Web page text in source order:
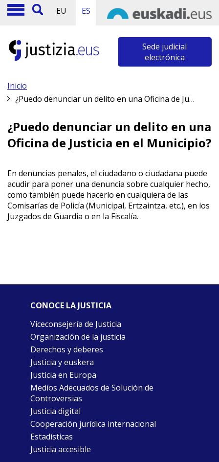
EU ES
Sede judicial
electrónica
Inicio
¿Puedo denunciar un delito en una Oficina de Justicia en el Municipio?
¿Puedo denunciar un delito en una
Oficina de Justicia en el Municipio?
En denuncias penales, el ciudadano o ciudadana puede
acudir para poner una denuncia sobre cualquier hecho,
como también puede hacerlo en cualquiera de las
Comisarías de Policía (Municipal, Ertzaintza, etc.), en los
Juzgados de Guardia o en la Fiscalía.
CONOCE LA JUSTICIA
Viceconsejería de Justicia
Organización de la justicia
Derechos y deberes
Justicia y euskera
Justicia en Europa
Medios Adecuados de Solución de
Controversias
Justicia digital
Cooperación jurídica internacional
Estadísticas
Justicia accesible